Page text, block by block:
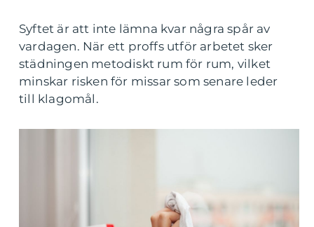
Syftet är att inte lämna kvar några spår av
vardagen. När ett proffs utför arbetet sker
städningen metodiskt rum för rum, vilket
minskar risken för missar som senare leder
till klagomål.